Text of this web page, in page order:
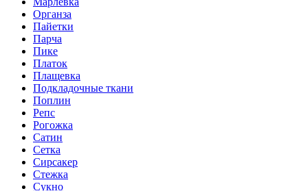
Органза
Пайетки
Парча
Пике
Платок
Плащевка
Подкладочные ткани
Поплин
Репс
Рогожка
Сатин
Сетка
Сирсакер
Стежка
Сукно